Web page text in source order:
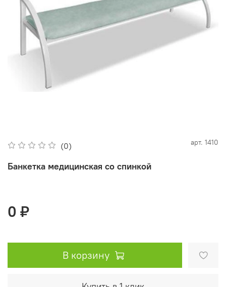
(0) арт. 1410
Банкетка медицинская со спинкой
0 ₽
В корзину